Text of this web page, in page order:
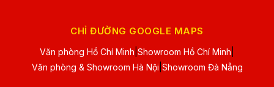
CHỈ ĐƯỜNG GOOGLE MAPS
Văn phòng Hồ Chí Minh Showroom Hồ Chí Minh
Văn phòng & Showroom Hà Nội Showroom Đà Nẵng